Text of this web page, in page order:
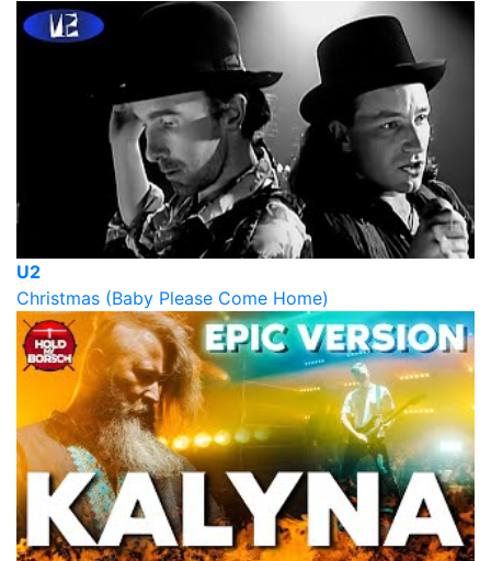
U2
Christmas (Baby Please Come Home)